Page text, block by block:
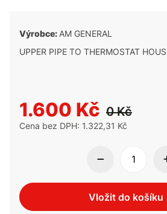
Výrobce: AM GENERAL
UPPER PIPE TO THERMOSTAT
1.600 Kč 0 Kč
Cena bez DPH: 1.322,31 Kč
Vložit do košíku